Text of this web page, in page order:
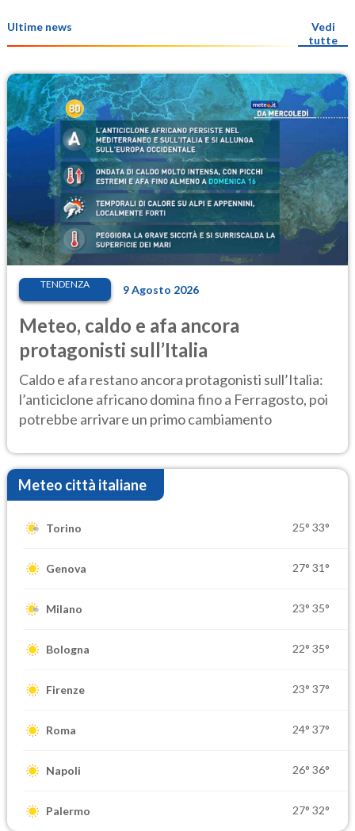
Ultime news
Vedi
tutte
TENDENZA 9 Agosto 2026
Meteo, caldo e afa ancora
protagonisti sull’Italia
Caldo e afa restano ancora protagonisti sull’Italia:
l’anticiclone africano domina fino a Ferragosto, poi
potrebbe arrivare un primo cambiamento
Meteo città italiane
Torino 25° 33°
Genova 27° 31°
Milano 23° 35°
Bologna 22° 35°
Firenze 23° 37°
Roma 24° 37°
Napoli 26° 36°
Palermo 27° 32°